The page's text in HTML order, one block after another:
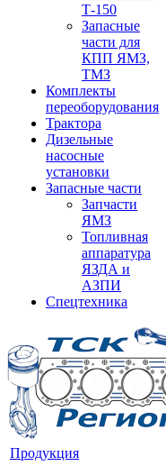
Т-150
Запасные
части для
КПП ЯМЗ,
ТМЗ
Комплекты
переоборудования
Трактора
Дизельные
насосные
установки
Запасные части
Запчасти
ЯМЗ
Топливная
аппаратура
ЯЗДА и
АЗПИ
Спецтехника
Продукция